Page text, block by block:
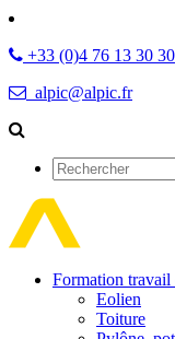
+33 (0)4 76 13 30 30
alpic@alpic.fr
Rechercher
Formation travail
Eolien
Toiture